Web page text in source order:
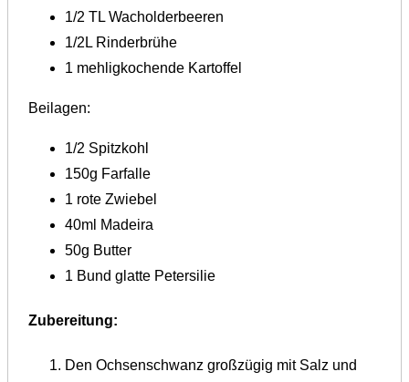
1/2 TL Wacholderbeeren
1/2L Rinderbrühe
1 mehligkochende Kartoffel
Beilagen:
1/2 Spitzkohl
150g Farfalle
1 rote Zwiebel
40ml Madeira
50g Butter
1 Bund glatte Petersilie
Zubereitung:
Den Ochsenschwanz großzügig mit Salz und